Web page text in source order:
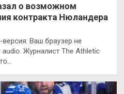
о возможном
контракта Нюландера
Ваш браузер не
Журналист The Athletic